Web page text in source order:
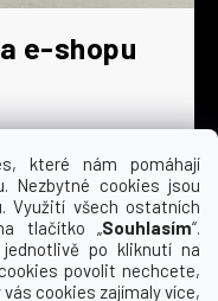
které nám pomáhají
Nezbytné cookies jsou
Využití všech ostatních
tlačítko „Souhlasím“.
po kliknutí na
povolit nechcete,
vás cookies zajímaly více,
e-shopu